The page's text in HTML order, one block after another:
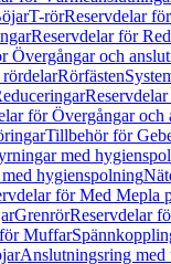
T-rörReservdelar
Reservdelar för
Övergångar och
Rörfästen
för Övergångar och
Tillbehör för
med
hygienspolning
för Med Mepla
GrenrörReservdelar
Muffar
Anslutningsring med